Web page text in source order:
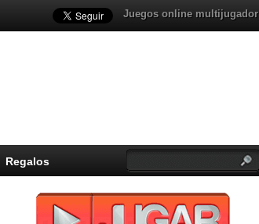
Juegos online multijugador
Regalos